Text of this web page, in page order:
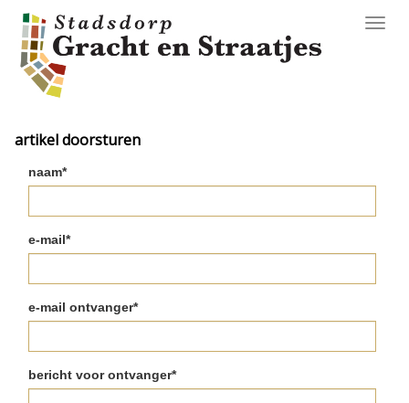
artikel doorsturen
naam*
e-mail*
e-mail ontvanger*
bericht voor ontvanger*